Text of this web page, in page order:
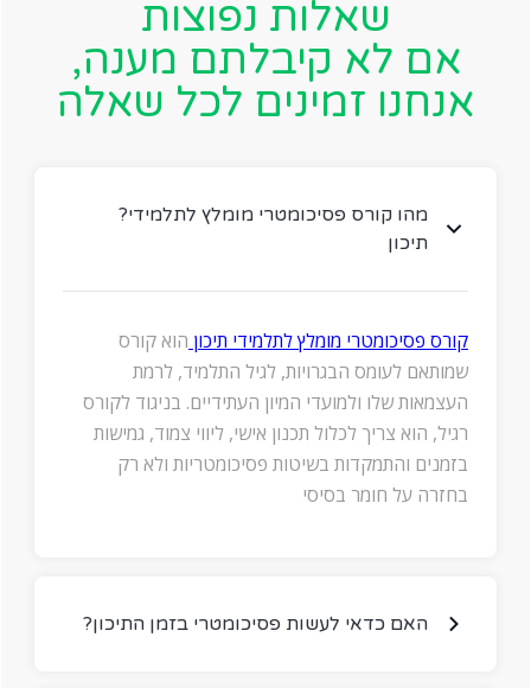
שאלות נפוצות
אם לא קיבלתם מענה,
אנחנו זמינים לכל שאלה
?מהו קורס פסיכומטרי מומלץ לתלמידי
תיכון
קורס פסיכומטרי מומלץ לתלמידי תיכון הוא קורס
שמותאם לעומס הבגרויות, לגיל התלמיד, לרמת
העצמאות שלו ולמועדי המיון העתידיים. בניגוד לקורס
רגיל, הוא צריך לכלול תכנון אישי, ליווי צמוד, גמישות
בזמנים והתמקדות בשיטות פסיכומטריות ולא רק
בחזרה על חומר בסיסי
?האם כדאי לעשות פסיכומטרי בזמן התיכון